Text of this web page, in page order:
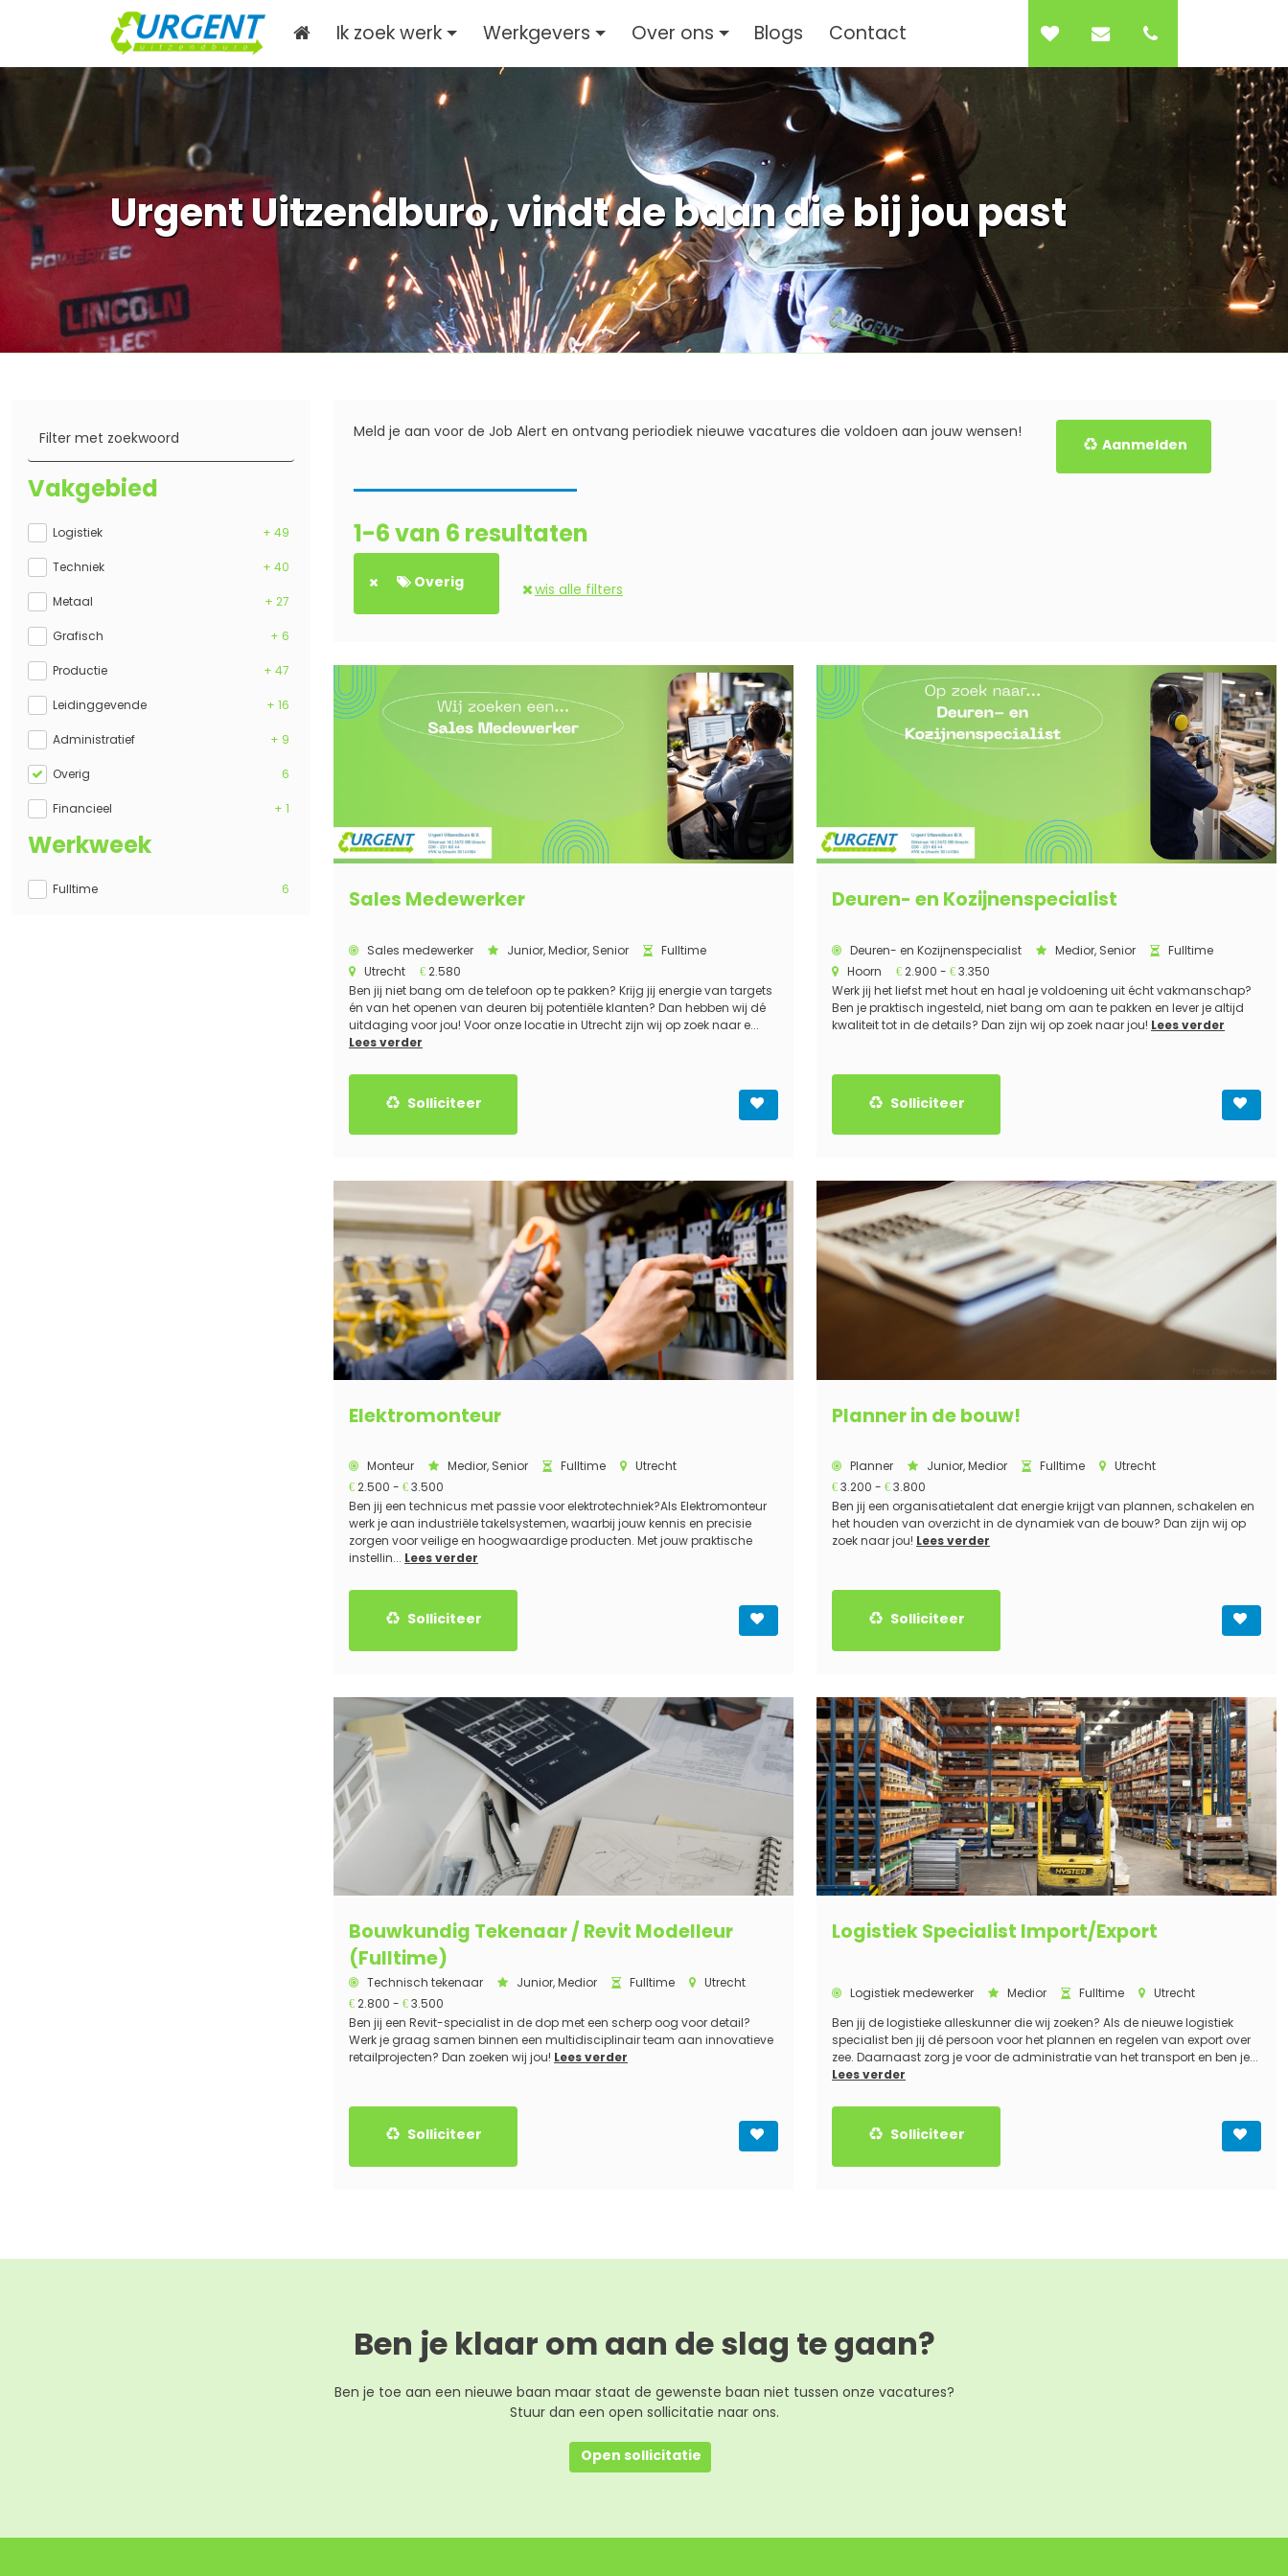
Ik zoek werk Werkgevers Over ons Blogs Contact
Urgent Uitzendburo, vindt de baan die bij jou past
Vakgebied
Logistiek + 49
Techniek + 40
Metaal + 27
Grafisch + 6
Productie + 47
Leidinggevende + 16
Administratief + 9
Overig 6
Financieel + 1
Werkweek
Fulltime 6
Meld je aan voor de Job Alert en ontvang periodiek nieuwe vacatures die voldoen aan jouw wensen!
Aanmelden
1-6 van 6 resultaten
Overig wis alle filters
Sales Medewerker
Sales medewerker Junior, Medior, Senior
Fulltime
Utrecht
€ 2.580
Ben jij niet bang om de telefoon op te pakken? Krijg jij energie van targets
én van het openen van deuren bij potentiële klanten? Dan hebben wij dé
uitdaging voor jou! Voor onze locatie in Utrecht zijn wij op zoek naar e...
Lees verder
Solliciteer
Deuren- en Kozijnenspecialist
Deuren- en Kozijnenspecialist Medior, Senior
Fulltime
Hoorn
€ 2.900 - € 3.350
Werk jij het liefst met hout en haal je voldoening uit écht vakmanschap?
Ben je praktisch ingesteld, niet bang om aan te pakken en lever je altijd
kwaliteit tot in de details? Dan zijn wij op zoek naar jou! Lees verder
Solliciteer
Elektromonteur
Monteur Medior, Senior Fulltime Utrecht
€ 2.500 - € 3.500
Ben jij een technicus met passie voor elektrotechniek?Als Elektromonteur
werk je aan industriële takelsystemen, waarbij jouw kennis en precisie
zorgen voor veilige en hoogwaardige producten. Met jouw praktische
instellin... Lees verder
Solliciteer
Planner in de bouw!
Planner Junior, Medior Fulltime Utrecht
€ 3.200 - € 3.800
Ben jij een organisatietalent dat energie krijgt van plannen, schakelen en
het houden van overzicht in de dynamiek van de bouw? Dan zijn wij op
zoek naar jou! Lees verder
Solliciteer
Bouwkundig Tekenaar / Revit Modelleur
(Fulltime)
Technisch tekenaar Junior, Medior Fulltime Utrecht
€ 2.800 - € 3.500
Ben jij een Revit-specialist in de dop met een scherp oog voor detail?
Werk je graag samen binnen een multidisciplinair team aan innovatieve
retailprojecten? Dan zoeken wij jou! Lees verder
Solliciteer
Logistiek Specialist Import/Export
Logistiek medewerker Medior Fulltime
Utrecht
Ben jij de logistieke alleskunner die wij zoeken? Als de nieuwe logistiek
specialist ben jij dé persoon voor het plannen en regelen van export over
zee. Daarnaast zorg je voor de administratie van het transport en ben je...
Lees verder
Solliciteer
Ben je klaar om aan de slag te gaan?
Ben je toe aan een nieuwe baan maar staat de gewenste baan niet tussen onze vacatures?
Stuur dan een open sollicitatie naar ons.
Open sollicitatie